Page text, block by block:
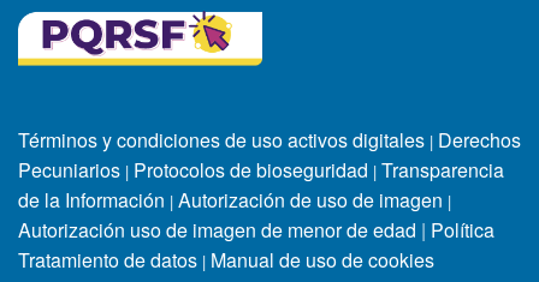
Términos y condiciones de uso activos digitales | Derechos
Pecuniarios | Protocolos de bioseguridad | Transparencia
de la Información | Autorización de uso de imagen |
Autorización uso de imagen de menor de edad | Política
Tratamiento de datos | Manual de uso de cookies